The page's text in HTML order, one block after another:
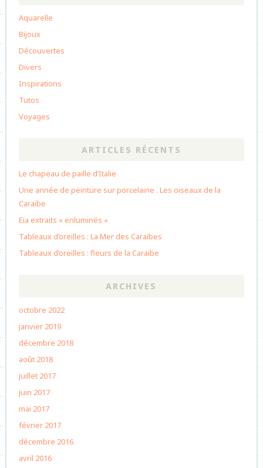
Aquarelle
Bijoux
Découvertes
Divers
Inspirations
Tutos
Voyages
ARTICLES RÉCENTS
Le chapeau de paille d’Italie
Une année de peinture sur porcelaine . Les oiseaux de la
Caraibe
Eia extraits « enluminés «
Tableaux d’oreilles : La Mer des Caraïbes
Tableaux d’oreilles : fleurs de la Caraibe
ARCHIVES
octobre 2022
janvier 2019
décembre 2018
août 2018
juillet 2017
juin 2017
mai 2017
février 2017
décembre 2016
avril 2016